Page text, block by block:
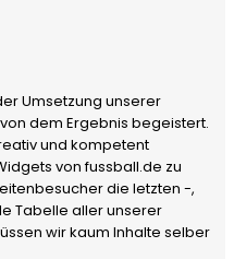
Umsetzung unserer
dem Ergebnis begeistert.
und kompetent
von fussball.de zu
die letzten -,
Tabelle aller unserer
wir kaum Inhalte selber